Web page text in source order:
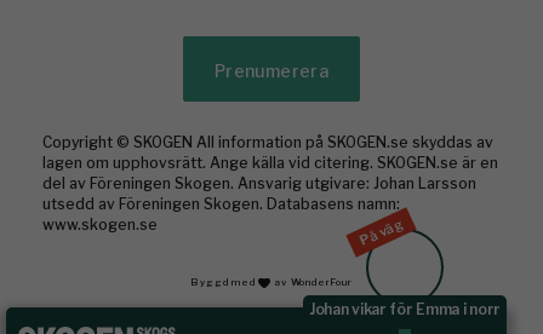
På väg
Johan vikar för Emma i norr
Prenumerera
Copyright © SKOGEN All information på SKOGEN.se skyddas av
lagen om upphovsrätt. Ange källa vid citering. SKOGEN.se är en
del av Föreningen Skogen. Ansvarig utgivare: Johan Larsson
utsedd av Föreningen Skogen. Databasens namn:
www.skogen.se
Byggd med av WonderFour